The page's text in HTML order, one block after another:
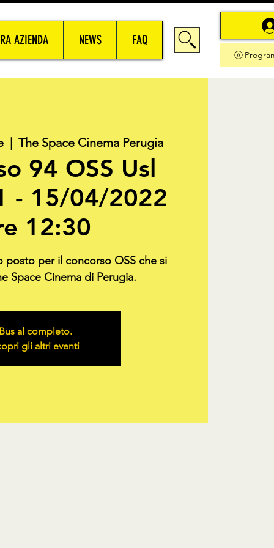
AZIENDA NEWS FAQ
  |
The Space Cinema Perugia
94 OSS Usl
- 15/04/2022
12:30
posto per il concorso OSS che si
Space Cinema di Perugia.
Bus al completo.
gli altri eventi